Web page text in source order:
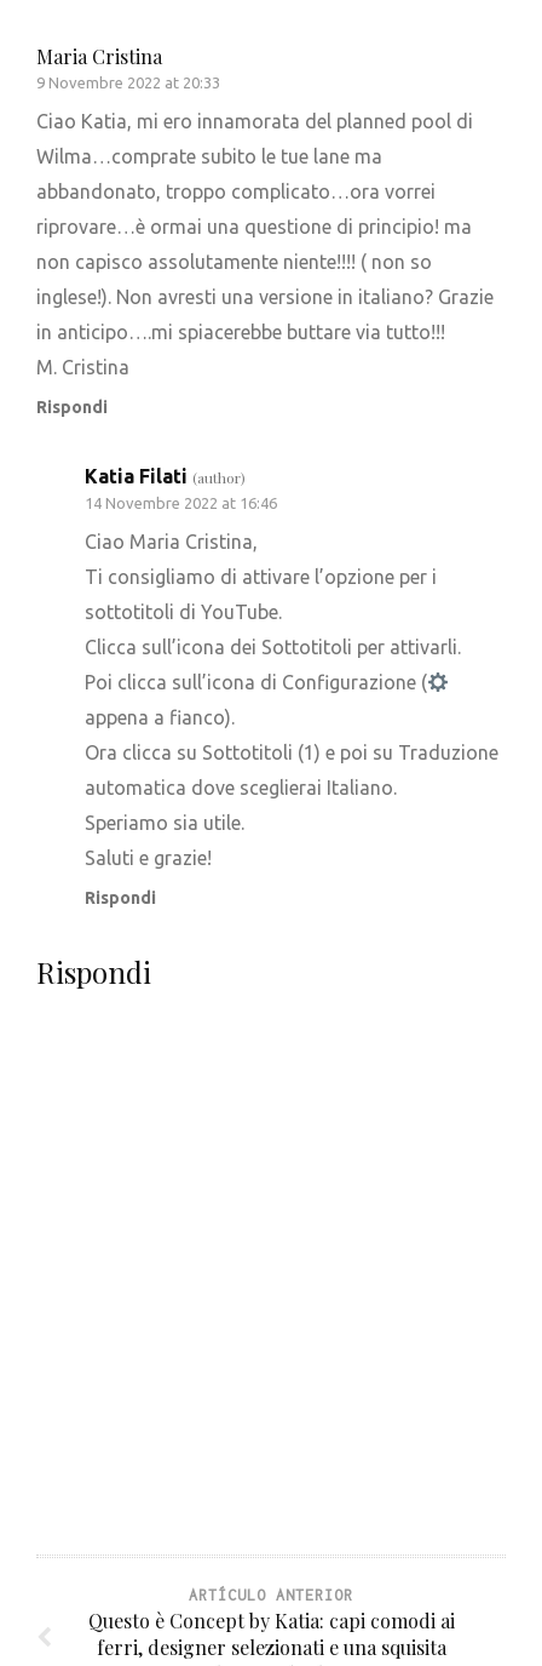
Maria Cristina
9 Novembre 2022 at 20:33
Ciao Katia, mi ero innamorata del planned pool di
Wilma…comprate subito le tue lane ma
abbandonato, troppo complicato…ora vorrei
riprovare…è ormai una questione di principio! ma
non capisco assolutamente niente!!!! ( non so
inglese!). Non avresti una versione in italiano? Grazie
in anticipo….mi spiacerebbe buttare via tutto!!!
M. Cristina
Rispondi
Katia Filati (author)
14 Novembre 2022 at 16:46
Ciao Maria Cristina,
Ti consigliamo di attivare l’opzione per i
sottotitoli di YouTube.
Clicca sull’icona dei Sottotitoli per attivarli.
Poi clicca sull’icona di Configurazione (
appena a fianco).
Ora clicca su Sottotitoli (1) e poi su Traduzione
automatica dove sceglierai Italiano.
Speriamo sia utile.
Saluti e grazie!
Rispondi
Rispondi
ARTÍCULO ANTERIOR
Questo è Concept by Katia: capi comodi ai
ferri, designer selezionati e una squisita